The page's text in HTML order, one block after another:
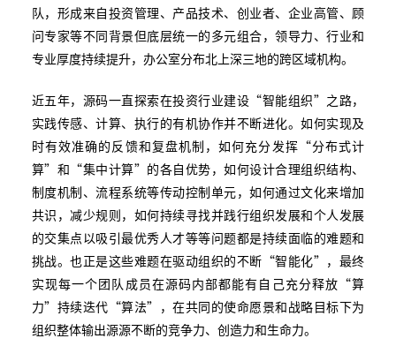
队，形成来自投资管理、产品技术、创业者、企业高管、顾
问专家等不同背景但底层统一的多元组合，领导力、行业和
专业厚度持续提升，办公室分布北上深三地的跨区域机构。
近五年，源码一直探索在投资行业建设“智能组织”之路，
实践传感、计算、执行的有机协作并不断进化。如何实现及
时有效准确的反馈和复盘机制，如何充分发挥“分布式计
算”和“集中计算”的各自优势，如何设计合理组织结构、
制度机制、流程系统等传动控制单元，如何通过文化来增加
共识，减少规则，如何持续寻找并践行组织发展和个人发展
的交集点以吸引最优秀人才等等问题都是持续面临的难题和
挑战。也正是这些难题在驱动组织的不断“智能化”，最终
实现每一个团队成员在源码内部都能有自己充分释放“算
力”持续迭代“算法”，在共同的使命愿景和战略目标下为
组织整体输出源源不断的竞争力、创造力和生命力。